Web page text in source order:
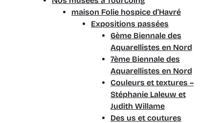
maison Folie hospice d’Havré
Expositions passées
6ème Biennale des
Aquarellistes en Nord
7ème Biennale des
Aquarellistes en Nord
Couleurs et textures –
Stéphanie Laleuw et
Judith Willame
Des us et coutures